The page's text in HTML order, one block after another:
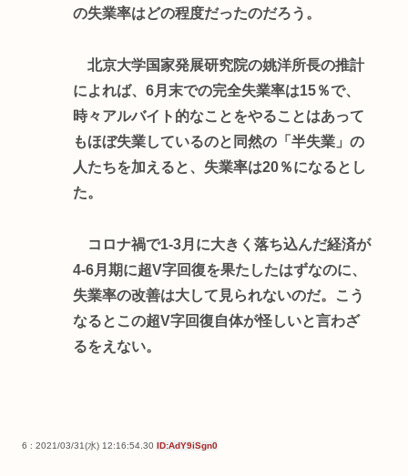
の失業率はどの程度だったのだろう。
北京大学国家発展研究院の姚洋所長の推計
によれば、6月末での完全失業率は15％で、
時々アルバイト的なことをやることはあって
もほぼ失業しているのと同然の「半失業」の
人たちを加えると、失業率は20％になるとし
た。
コロナ禍で1-3月に大きく落ち込んだ経済が
4-6月期に超V字回復を果たしたはずなのに、
失業率の改善は大して見られないのだ。こう
なるとこの超V字回復自体が怪しいと言わざ
るをえない。
6 : 2021/03/31(水) 12:16:54.30 ID:AdY9iSgn0